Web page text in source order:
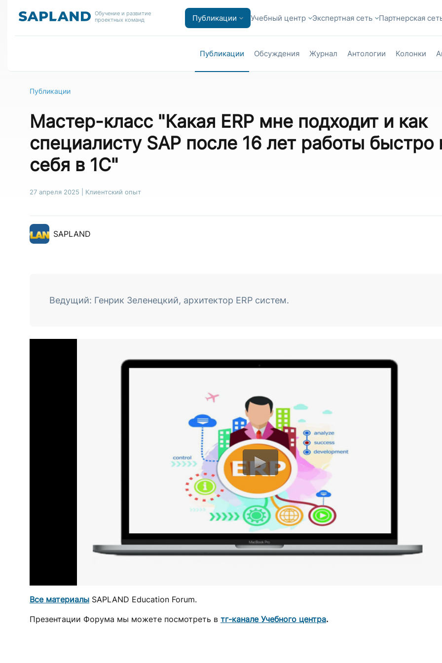
Обучение и развитие
проектных команд
Публикации Учебный центр Экспертная сеть Партнерская
Публикации Обсуждения Журнал Антологии Колонки
Публикации
Мастер-класс "⁠Какая ERP мне подходит и как
специалисту SAP после 16 лет работы быстро
себя в 1С"
27 апреля 2025 Клиентский опыт
SAPLAND
Ведущий: Генрик Зеленецкий, архитектор ERP систем.
Все материалы SAPLAND Education Forum.
Презентации Форума мы можете посмотреть в тг-канале Учебного центра.